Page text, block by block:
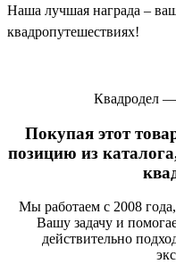
Наша лучшая награда –
квадропутешествиях!
Квадродел
Покупая этот
позицию из
Мы работаем с 2008
Вашу задачу и
действительно